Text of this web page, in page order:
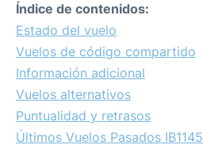
Índice de contenidos:
Estado del vuelo
Vuelos de código compartido
Información adicional
Vuelos alternativos
Puntualidad y retrasos
Últimos Vuelos Pasados IB1145